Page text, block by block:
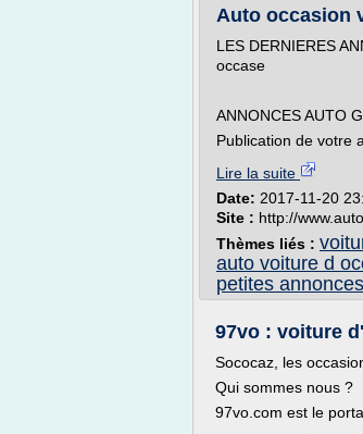
Auto occasion
LES DERNIERES
occase
ANNONCES AUTO
Publication de votre
Lire la suite
Date: 2017-11-20
Site : http://
Thèmes liés :
auto voiture d
petites
97vo : voiture
Sococaz, les
Qui sommes nous ?
97vo.com est le